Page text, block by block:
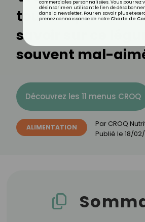
tout ce que vous
savoir sur ce
souvent mal-
Découvrez les 11 menus CROQ
ALIMENTATION Par CROQ
Publié le 18/
commerciales personnalisées. Vous pourrez
désinscrire en utilisant le lien de
dans la newsletter. Pour en savoir plus et
prenez connaissance de notre Charte de